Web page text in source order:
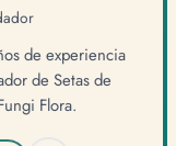
de experiencia
de Setas de
Flora.